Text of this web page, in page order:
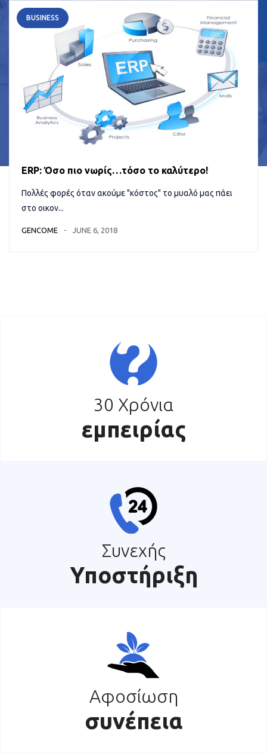
BUSINESS
ERP: Όσο πιο νωρίς…τόσο το καλύτερο!
Πολλές φορές όταν ακούμε "κόστος" το μυαλό μας πάει
στο οικον...
GENCOME JUNE 6, 2018
30 Χρόνια
εμπειρίας
Συνεχής
Υποστήριξη
Αφοσίωση
συνέπεια